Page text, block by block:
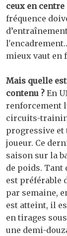
ceux en
fréquence
mieux vaut en
Mais quelle
contenu ? En
renforcement
circuits-
progressive et
joueur. Ce
saison sur la
de poids. Tant
est préférable
par semaine,
est atteint, il
en tirages
une demi-